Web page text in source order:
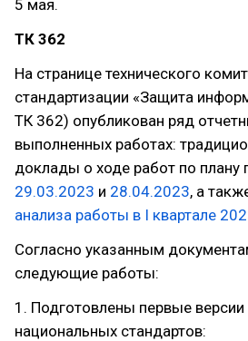
5 мая.
ТК 362
На странице технического
стандартизации «Защита
ТК 362) опубликован ряд
выполненных работах:
доклады о ходе работ по плану
29.03.2023 и 28.04.2023, а
анализа работы в I квартале
Согласно указанным
следующие работы:
1. Подготовлены первые версии
национальных стандартов: